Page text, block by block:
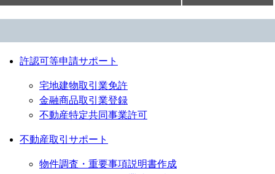
許認可等申請サポート
宅地建物取引業免許
金融商品取引業登録
不動産特定共同事業許可
不動産取引サポート
物件調査・重要事項説明書作成